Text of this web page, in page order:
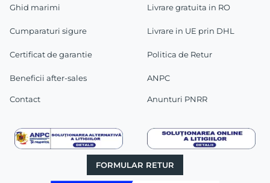
Ghid marimi
Cumparaturi sigure
Certificat de garantie
Beneficii after-sales
Contact
Livrare gratuita in RO
Livrare in UE prin DHL
Politica de Retur
ANPC
Anunturi PNRR
FORMULAR RETUR